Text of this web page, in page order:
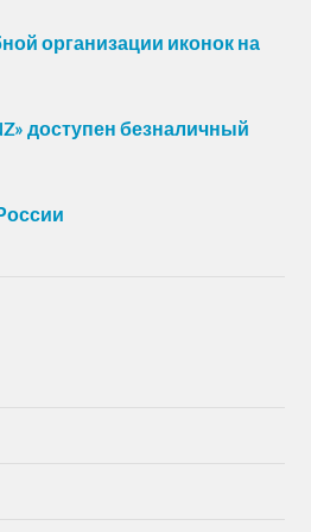
организации иконок на
доступен безналичный